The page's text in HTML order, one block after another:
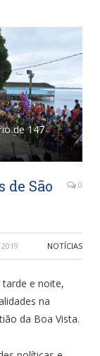
de 147
de São
0
NOTÍCIAS
e noite,
na
da Boa Vista.